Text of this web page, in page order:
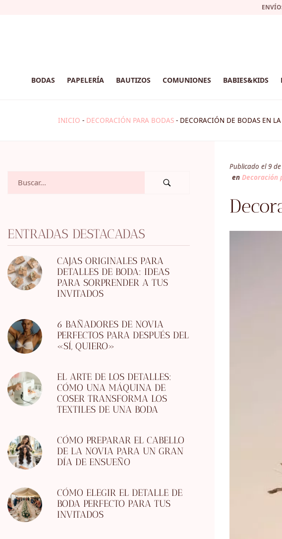
BODAS PAPELERÍA BAUTIZOS COMUNIONES BABIES&KIDS
INICIO - DECORACIÓN PARA BODAS - DECORACIÓN DE BODAS EN LA
Publicado el 9
en Decoración
ENTRADAS DESTACADAS
CAJAS ORIGINALES PARA
DETALLES DE BODA: IDEAS
PARA SORPRENDER A TUS
INVITADOS
6 BAÑADORES DE NOVIA
PERFECTOS PARA DESPUÉS DEL
«SÍ, QUIERO»
EL ARTE DE LOS DETALLES:
CÓMO UNA MÁQUINA DE
COSER TRANSFORMA LOS
TEXTILES DE UNA BODA
CÓMO PREPARAR EL CABELLO
DE LA NOVIA PARA UN GRAN
DÍA DE ENSUEÑO
CÓMO ELEGIR EL DETALLE DE
BODA PERFECTO PARA TUS
INVITADOS